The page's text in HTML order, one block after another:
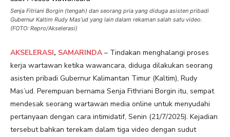
Senja Fitriani Borgin (tengah) dan seorang pria yang diduga asisten pribadi
Gubernur Kaltim Rudy Mas'ud yang lain dalam rekaman salah satu video.
(FOTO: Repro/Akselerasi)
AKSELERASI, SAMARINDA– Tindakan menghalangi proses
kerja wartawan ketika wawancara, diduga dilakukan seorang
asisten pribadi Gubernur Kalimantan Timur (Kaltim), Rudy
Mas’ud. Perempuan bernama Senja Fithriani Borgin itu, sempat
mendesak seorang wartawan media online untuk menyudahi
pertanyaan dengan cara intimidatif, Senin (21/7/2025). Kejadian
tersebut bahkan terekam dalam tiga video dengan sudut